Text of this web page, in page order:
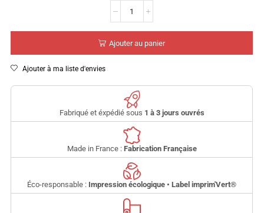
Ajouter au panier
Ajouter à ma liste d'envies
Fabriqué et éxpédié sous 1 à 3 jours ouvrés
Made in France : Fabrication Française
Éco-responsable : Impression écologique • Label imprim'Vert®